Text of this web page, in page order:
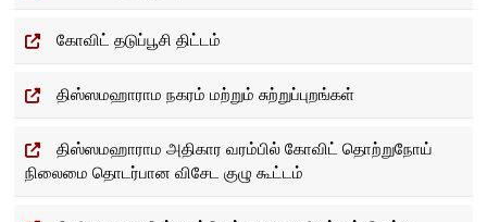
a
v
i
g
a
கோவிட் தடுப்பூசி திட்டம்
திஸ்ஸமஹாராம நகரம் மற்றும் சுற்றுப்புறங்கள்
திஸ்ஸமஹாராம அதிகார வரம்பில் கோவிட் தொற்றுநோய்
நிலைமை தொடர்பான விசேட குழு கூட்டம்